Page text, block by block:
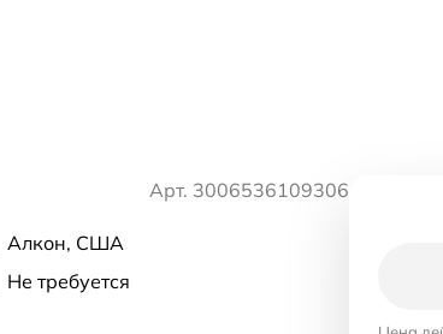
Арт. 3006536109306
Алкон, США
Не требуется